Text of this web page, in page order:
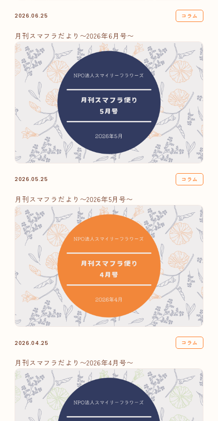
2026.06.25 コラム
月刊スマフラだより〜2026年6月号〜
2026.05.25 コラム
月刊スマフラだより〜2026年5月号〜
2026.04.25 コラム
月刊スマフラだより〜2026年4月号〜